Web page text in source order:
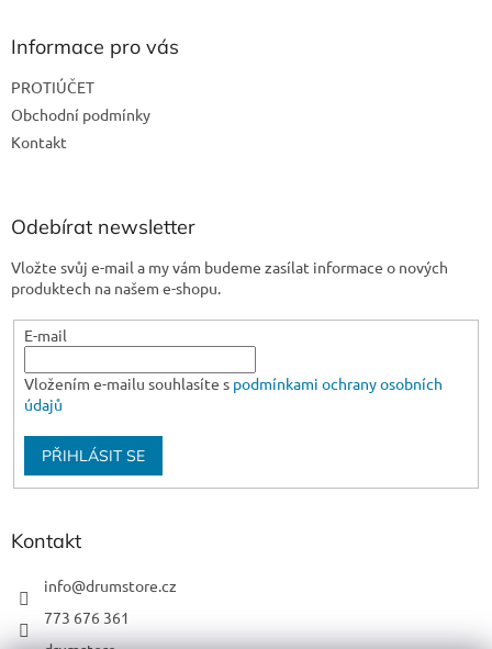
Informace pro vás
PROTIÚČET
Obchodní podmínky
Kontakt
Odebírat newsletter
Vložte svůj e-mail a my vám budeme zasílat informace o nových
produktech na našem e-shopu.
E-mail
Vložením e-mailu souhlasíte s podmínkami ochrany osobních
údajů
PŘIHLÁSIT SE
Kontakt
info@drumstore.cz
773 676 361